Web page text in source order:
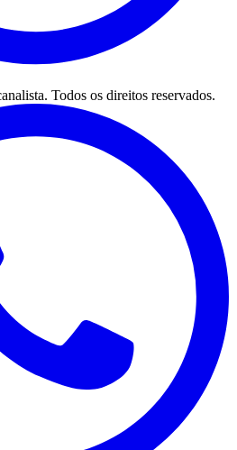
Todos os direitos reservados.